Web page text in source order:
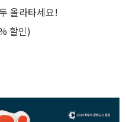
올라타세요!
할인)